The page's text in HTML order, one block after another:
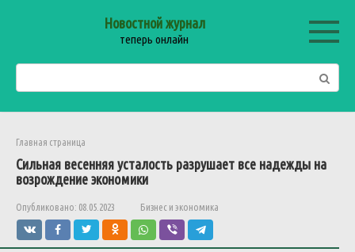
Новостной журнал
теперь онлайн
Главная страница
Сильная весенняя усталость разрушает все надежды на
возрождение экономики
Опубликовано: 08.05.2023 Бизнес и экономика